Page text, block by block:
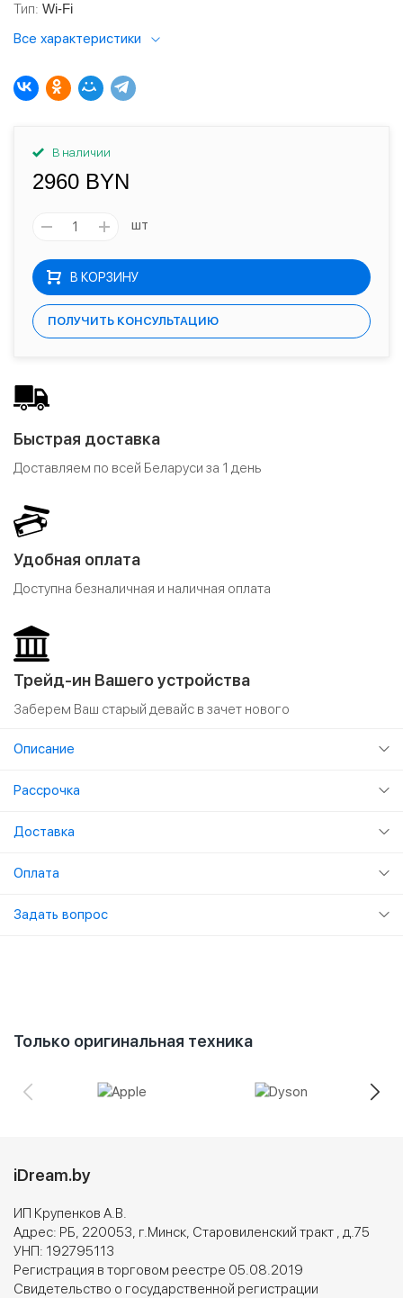
Тип Wi-Fi
Все характеристики
В наличии
2960 BYN
шт
В КОРЗИНУ
ПОЛУЧИТЬ КОНСУЛЬТАЦИЮ
Быстрая доставка
Доставляем по всей Беларуси за 1 день
Удобная оплата
Доступна безналичная и наличная оплата
Трейд-ин Вашего устройства
Заберем Ваш старый девайс в зачет нового
Описание
Рассрочка
Доставка
Оплата
Задать вопрос
Только оригинальная техника
iDream.by
ИП Крупенков А.В.
Адрес: РБ, 220053, г.Минск, Старовиленский тракт , д.75
УНП: 192795113
Регистрация в торговом реестре 05.08.2019
Свидетельство о государственной регистрации